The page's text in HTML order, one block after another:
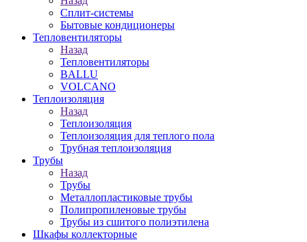
Сплит-системы
Бытовые кондиционеры
Тепловентиляторы
Назад
Тепловентиляторы
BALLU
VOLCANO
Теплоизоляция
Назад
Теплоизоляция
Теплоизоляция для теплого пола
Трубная теплоизоляция
Трубы
Назад
Трубы
Металлопластиковые трубы
Полипропиленовые трубы
Трубы из сшитого полиэтилена
Шкафы коллекторные